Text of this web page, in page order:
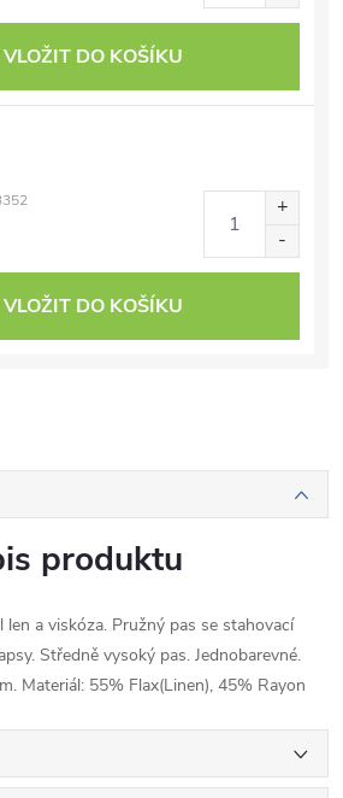
VLOŽIT DO KOŠÍKU
VLOŽIT DO KOŠÍKU
produktu
len a viskóza. Pružný pas se stahovací
Středně vysoký pas. Jednobarevné.
Materiál: 55% Flax(Linen), 45% Rayon